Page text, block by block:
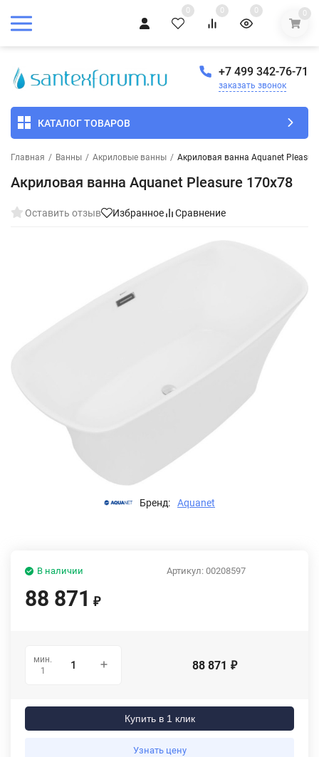
0 0 0 0
+7 499 342-76-71
заказать звонок
КАТАЛОГ ТОВАРОВ
Главная / Ванны / Акриловые ванны / Акриловая ванна Aquanet
Акриловая ванна Aquanet Pleasure 170x78
Оставить отзыв Избранное Сравнение
Бренд: Aquanet
Артикул: 00208597
В наличии
88 871 ₽
мин.
1
88 871 ₽
Купить в 1 клик
Узнать цену